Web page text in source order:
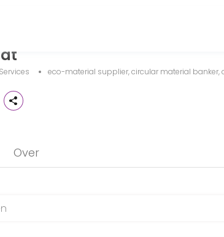
logistics provider helping individuals and
eco-material supplier, circular material banker,
Over